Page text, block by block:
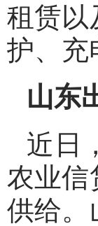
租赁以
护、充
山东
近日
农业信
供给。